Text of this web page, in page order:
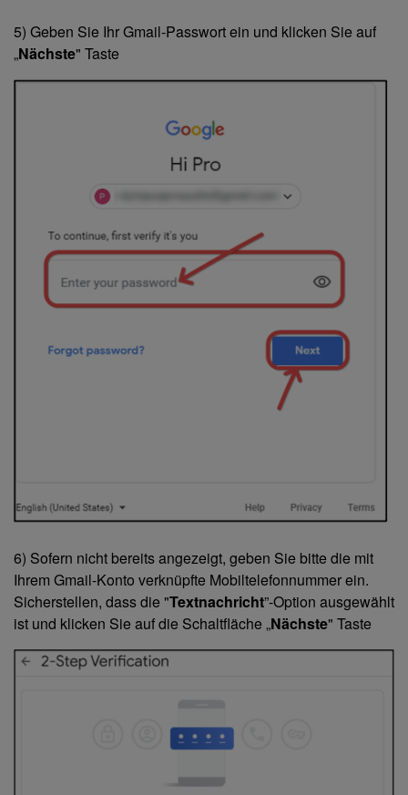
5) Geben Sie Ihr Gmail-Passwort ein und klicken Sie auf
„Nächste" Taste
6) Sofern nicht bereits angezeigt, geben Sie bitte die mit
Ihrem Gmail-Konto verknüpfte Mobiltelefonnummer ein.
Sicherstellen, dass die "Textnachricht”-Option ausgewählt
ist und klicken Sie auf die Schaltfläche „Nächste" Taste